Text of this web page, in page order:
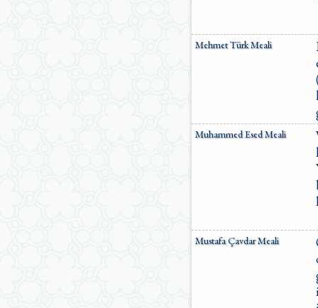
Mehmet Türk Meali
Muhammed Esed Meali
Mustafa Çavdar Meali